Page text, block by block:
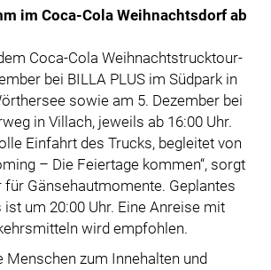
im Coca-Cola Weihnachtsdorf ab
Coca-Cola Weihnachtstrucktour-
bei BILLA PLUS im Südpark in
sowie am 5. Dezember bei
in Villach, jeweils ab 16:00 Uhr.
Einfahrt des Trucks, begleitet von
– Die Feiertage kommen“, sorgt
für Gänsehautmomente. Geplantes
ist um 20:00 Uhr. Eine Anreise mit
wird empfohlen.
Menschen zum Innehalten und